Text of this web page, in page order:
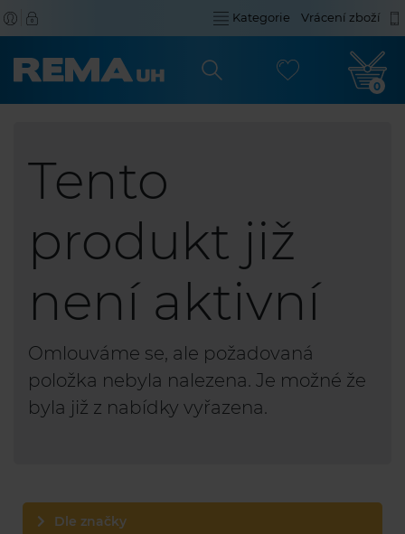
Kategorie Vrácení zboží
0
Tento
produkt již
není aktivní
Omlouváme se, ale požadovaná
položka nebyla nalezena. Je možné že
byla již z nabídky vyřazena.
Dle značky